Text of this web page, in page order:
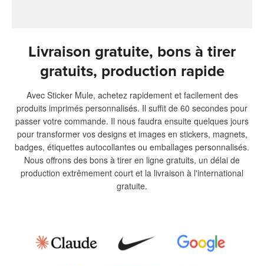
Livraison gratuite, bons à tirer
gratuits, production rapide
Avec Sticker Mule, achetez rapidement et facilement des
produits imprimés personnalisés. Il suffit de 60 secondes pour
passer votre commande. Il nous faudra ensuite quelques jours
pour transformer vos designs et images en stickers, magnets,
badges, étiquettes autocollantes ou emballages personnalisés.
Nous offrons des bons à tirer en ligne gratuits, un délai de
production extrêmement court et la livraison à l'international
gratuite.